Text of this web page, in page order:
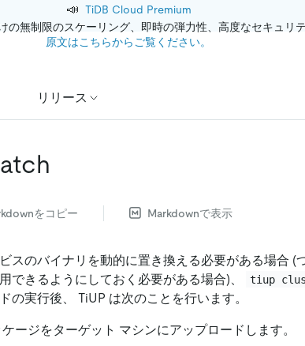
📣 TiDB Cloud Premium
無制限のスケーリング、即時の弾力性、高度なセキュリ
原文はこちらからご覧ください。
リリース
をコピー Markdownで表示
スのバイナリを動的に置き換える必要がある場合 (
できるようにしておく必要がある場合)、
tiup
の実行後、 TiUP は次のことを行います。
ージをターゲット マシンにアップロードします。